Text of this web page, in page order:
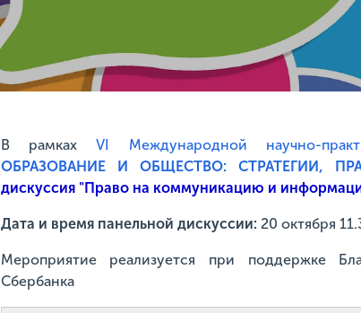
В рамкахVI Международной научно-
ОБРАЗОВАНИЕ И ОБЩЕСТВО: СТРАТЕГИИ,
дискуссия "Право на коммуникацию и
Дата и время панельной дискуссии: 20 октября
Мероприятие реализуется при поддержке
Сбербанка